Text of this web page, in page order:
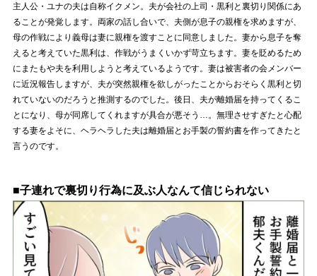
主人公・ユナの夫は自称イクメン。夫が会社の上司・黒利と裏切り関係にあ
ることが発覚します。両家の話し合いで、夫側が息子の親権を求めますが、
母の作戦により義母は妻に親権を渡すことに同意しました。妻から息子を奪
えると考えていた黒利は、作戦がうまくいかず苛立ちます。妻を貶めるため
にまたもや夫を利用しようと考えているようです。妻は被害者の会メンバー
に近況報告しますが、夫が突然親権を欲しがったことからおそらく黒利と切
れていないのだろうと推測するのでした。後日、夫が離婚届を持ってくるこ
とになり、母が同席してくれますが具合が悪そう…。無理させすぎたと心配
する妻をよそに、ヘラヘラした夫は離婚届とお手製の誓約書を作ってきたと
言うのです。
■子連れで裏切り行為に及ぶ人なんて信じられない